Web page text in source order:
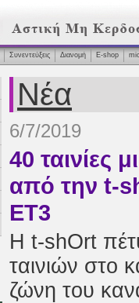
Συνεντεύξεις Διανομή Ε-shop
Νέα
6/7/2019
40 ταινίες
από την t-
ΕΤ3
H t-shOrt
ταινιών στο
ζώνη του